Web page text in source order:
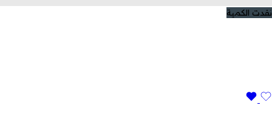
نفدت الكمية